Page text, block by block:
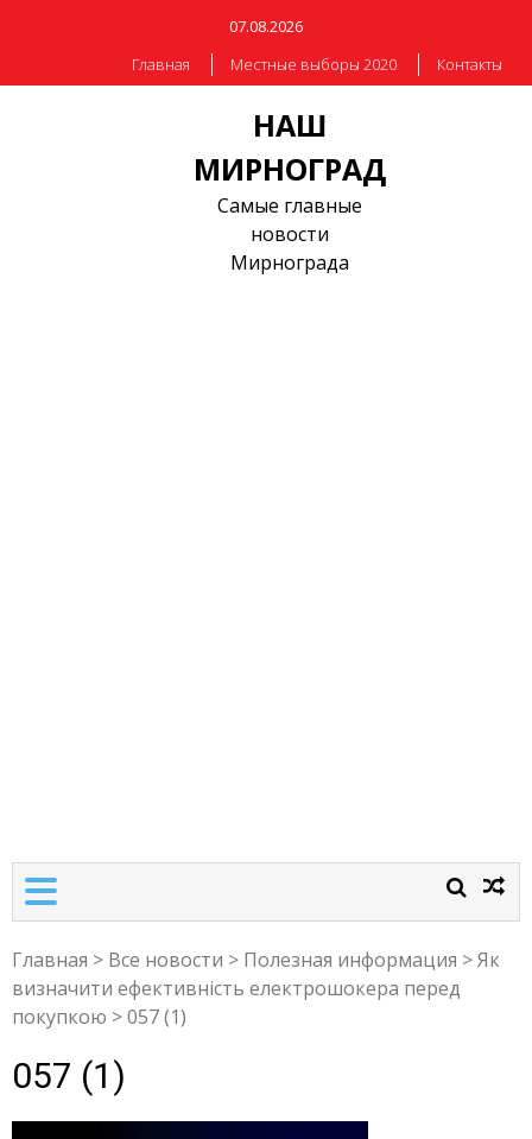
07.08.2026
Главная
Местные выборы 2020 Контакты
НАШ
МИРНОГРАД
Самые главные
новости
Мирнограда
Главная > Все новости > Полезная информация >Як
визначити ефективність електрошокера перед
покупкою >057 (1)
057 (1)